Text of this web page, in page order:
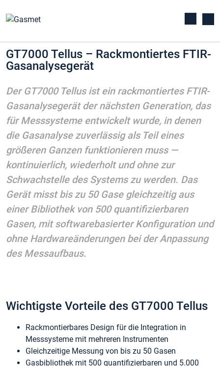
GT7000 Tellus – Rackmontiertes FTIR-
Gasanalysegerät
Der GT7000 Tellus ist ein rackmontiertes FTIR-
Gasanalysegerät der nächsten Generation, das
für Messsysteme entwickelt wurde, in denen
die Gasanalyse zuverlässig als Teil eines
größeren Ganzen funktionieren muss —
kontinuierlich, wiederholt und ohne zur
Schwachstelle des Systems zu werden. Das
Gerät misst bis zu 50 Gase gleichzeitig aus
einer Bibliothek von 500 quantifizierbaren
Gasen, mit softwarebasierter Konfiguration und
ohne Hardwareänderungen bei der Anpassung
des Messaufbaus.
Wichtigste Vorteile des GT7000 Tellus
Rackmontierbares Design für die Integration in
Messsysteme mit mehreren Instrumenten
Gleichzeitige Messung von bis zu 50 Gasen
Gasbibliothek mit 500 quantifizierbaren und 5.000